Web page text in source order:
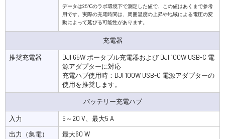
データは25℃のラボ環境下で測定した値で、この値はあくまで参考
用です。実際の充電時間は、周囲温度の上昇や地域による電圧の変
動によって延びる可能性があります。
充電器
推奨充電器
DJI 65W ポータブル充電器および DJI 100W USB-C 電
源アダプターに対応
充電ハブ使用時：DJI 100W USB-C 電源アダプターの
使用を推奨します。
バッテリー充電ハブ
入力
5～20 V、最大5 A
出力（集電）
最大60 W